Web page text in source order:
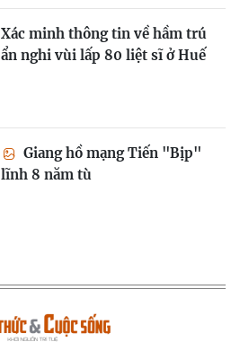
Xác minh thông tin về hầm trú
ẩn nghi vùi lấp 80 liệt sĩ ở Huế
Giang hồ mạng Tiến "Bịp"
lĩnh 8 năm tù